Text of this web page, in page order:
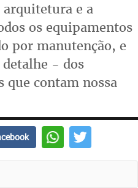
e a
os equipamentos
por manutenção, e
detalhe - dos
que contam nossa